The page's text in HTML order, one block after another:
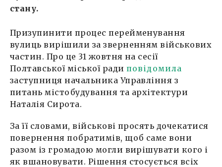
стану.
Призупинити процес перейменування
вулиць вирішили за зверненням військових
частин. Про це 31 жовтня на сесії
Полтавської міської ради повідомила
заступниця начальника Управління з
питань містобудування та архітектури
Наталія Сирота.
За її словами, військові просять дочекатися
повернення побратимів, щоб саме вони
разом із громадою могли вирішувати кого і
як вшановувати. Рішення стосується всіх